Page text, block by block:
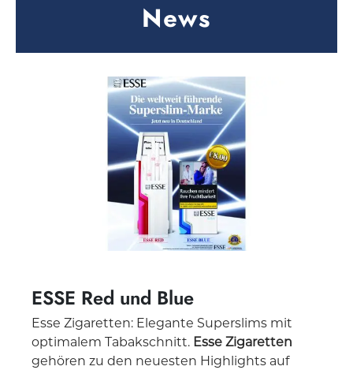
News
ESSE Red und Blue
Esse Zigaretten: Elegante Superslims mit
optimalem Tabakschnitt. Esse Zigaretten
gehören zu den neuesten Highlights auf